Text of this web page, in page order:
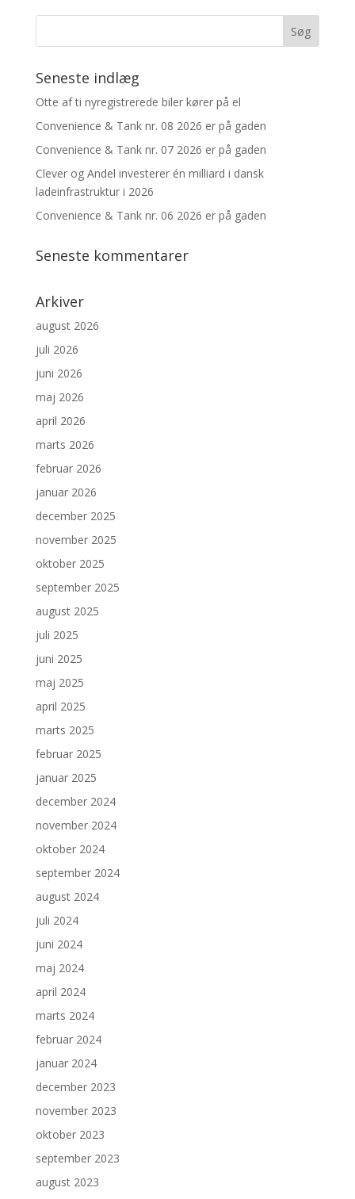
Seneste indlæg
Otte af ti nyregistrerede biler kører på el
Convenience & Tank nr. 08 2026 er på gaden
Convenience & Tank nr. 07 2026 er på gaden
Clever og Andel investerer én milliard i dansk
ladeinfrastruktur i 2026
Convenience & Tank nr. 06 2026 er på gaden
Seneste kommentarer
Arkiver
august 2026
juli 2026
juni 2026
maj 2026
april 2026
marts 2026
februar 2026
januar 2026
december 2025
november 2025
oktober 2025
september 2025
august 2025
juli 2025
juni 2025
maj 2025
april 2025
marts 2025
februar 2025
januar 2025
december 2024
november 2024
oktober 2024
september 2024
august 2024
juli 2024
juni 2024
maj 2024
april 2024
marts 2024
februar 2024
januar 2024
december 2023
november 2023
oktober 2023
september 2023
august 2023